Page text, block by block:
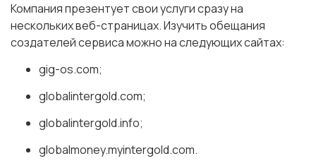
Компания презентует свои услуги сразу на
нескольких веб-страницах. Изучить обещания
создателей сервиса можно на следующих сайтах:
gig-os.com;
globalintergold.com;
globalintergold.info;
globalmoney.myintergold.com.